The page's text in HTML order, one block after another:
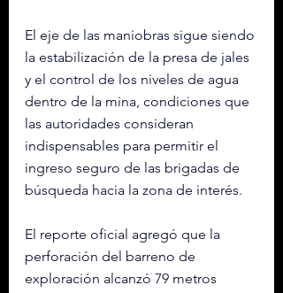
El eje de las maniobras sigue siendo
la estabilización de la presa de jales
y el control de los niveles de agua
dentro de la mina, condiciones que
las autoridades consideran
indispensables para permitir el
ingreso seguro de las brigadas de
búsqueda hacia la zona de interés.
El reporte oficial agregó que la
perforación del barreno de
exploración alcanzó 79 metros